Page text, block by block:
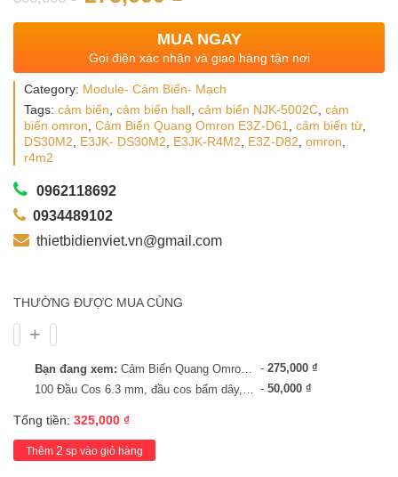
MUA NGAY
Gọi điện xác nhận và giao hàng tận nơi
Category: Module- Cảm Biến- Mạch
Tags: cảm biến cảm biến hall cảm biến NJK-5002C cảm
biến omron Cảm Biến Quang Omron E3Z-D61 cảm biến từ
DS30M2
E3JK- DS30M2 E3JK-R4M2 E3Z-D82 omron
r4m2
0962118692
0934489102
thietbidienviet.vn@gmail.com
THƯỜNG ĐƯỢC MUA CÙNG
Bạn đang xem: Cảm Biến Quang Omron E3Z-D62 12-24VDC - 275,000 ₫
100 Đầu Cos 6.3 mm, đầu cos bấm dây, cos dây điện, cos relay, cos cắm - 50,000 ₫
Tổng tiền: 325,000 ₫
Thêm 2 sp vào giỏ hàng